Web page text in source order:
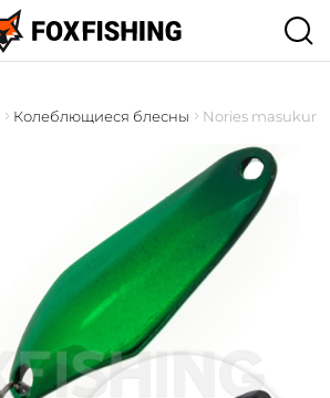
Колеблющиеся блесны Nories